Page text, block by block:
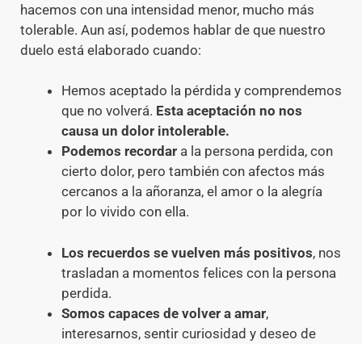
hacemos con una intensidad menor, mucho más
tolerable. Aun así, podemos hablar de que nuestro
duelo está elaborado cuando:
Hemos aceptado la pérdida y comprendemos
que no volverá. Esta aceptación no nos
causa un dolor intolerable.
Podemos recordar a la persona perdida, con
cierto dolor, pero también con afectos más
cercanos a la añoranza, el amor o la alegría
por lo vivido con ella.
Los recuerdos se vuelven más positivos, nos
trasladan a momentos felices con la persona
perdida.
Somos capaces de volver a amar,
interesarnos, sentir curiosidad y deseo de